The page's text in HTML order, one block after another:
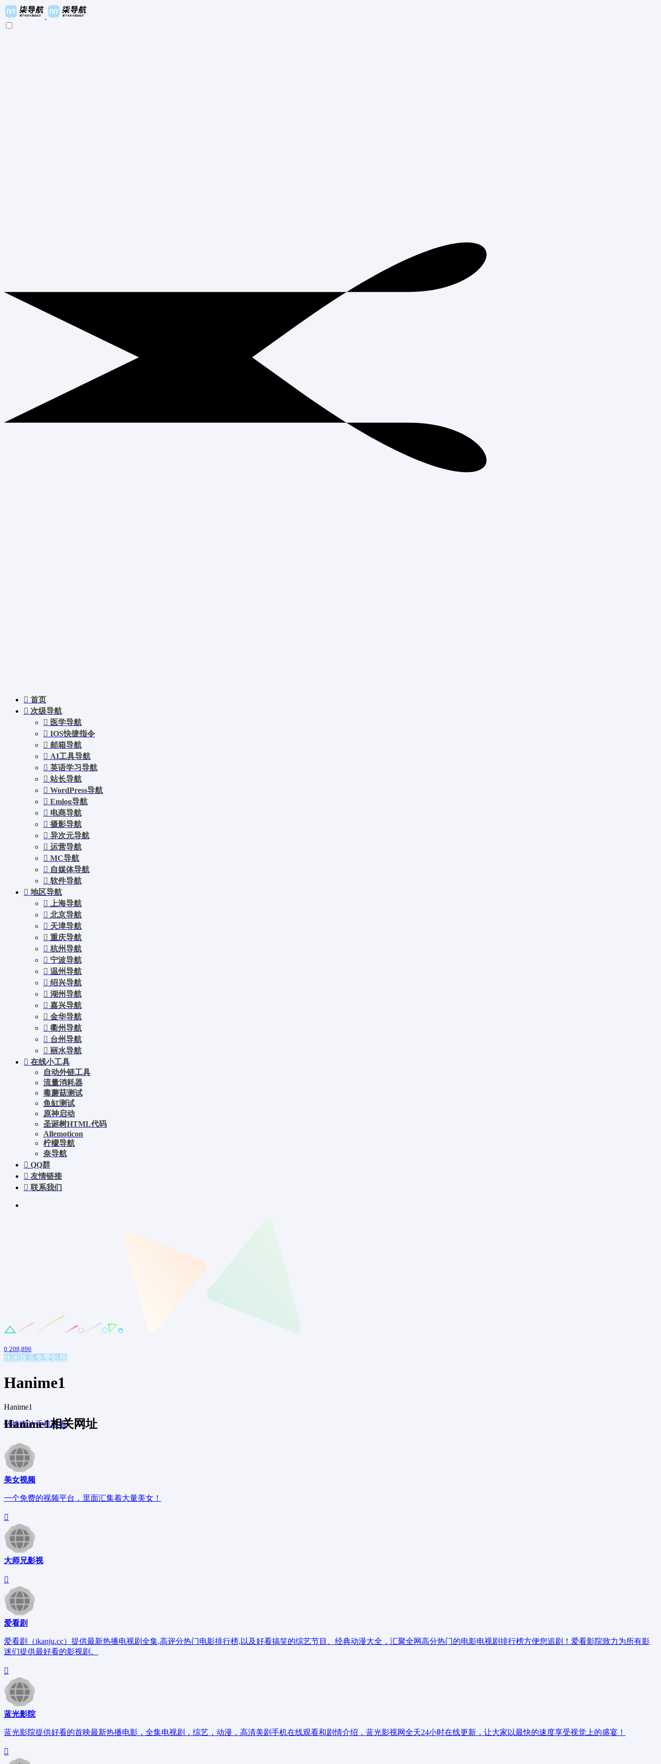
首页
次级导航
医学导航
IOS快捷指令
邮箱导航
AI工具导航
英语学习导航
站长导航
WordPress导航
Emlog导航
电商导航
摄影导航
异次元导航
运营导航
MC导航
自媒体导航
软件导航
地区导航
上海导航
北京导航
天津导航
重庆导航
杭州导航
宁波导航
温州导航
绍兴导航
湖州导航
嘉兴导航
金华导航
衢州导航
台州导航
丽水导航
在线小工具
自动外链工具
流量消耗器
毒蘑菇测试
鱼缸测试
原神启动
圣诞树HTML代码
Allemoticon
柠檬导航
奈导航
QQ群
友情链接
联系我们
0 208,896
休闲娱乐免费影视
Hanime1
Hanime1
链接直达手机查看
Hanime1相关网址
美女视频
一个免费的视频平台，里面汇集着大量美女！
大师兄影视
爱看剧
爱看剧（ikanju.cc）提供最新热播电视剧全集,高评分热门电影排行榜,以及好看搞笑的综艺节目、经典动漫大全，汇聚全网高分热门的电影电视剧排行榜方便您追剧！爱看影院致力为所有影
迷们提供最好看的影视剧。
蓝光影院
蓝光影院提供好看的首映最新热播电影，全集电视剧，综艺，动漫，高清美剧手机在线观看和剧情介绍，蓝光影视网全天24小时在线更新，让大家以最快的速度享受视觉上的盛宴！